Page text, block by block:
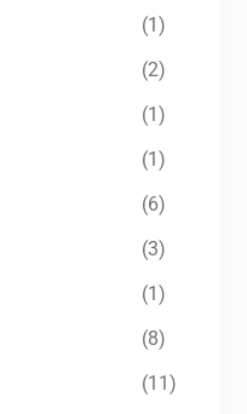
(1)
(2)
(1)
(1)
(6)
(3)
(1)
(8)
(11)